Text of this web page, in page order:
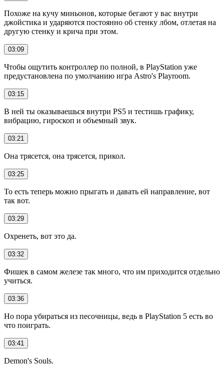
Похоже на кучу миньонов, которые бегают у вас внутри
джойстика и ударяются постоянно об стенку лбом, отлетая на
другую стенку и крича при этом.
03:09
Чтобы ощутить контроллер по полной, в PlayStation уже
предустановлена по умолчанию игра Astro's Playroom.
03:15
В ней ты оказываешься внутри PS5 и тестишь графику,
вибрацию, гироскоп и объемный звук.
03:21
Она трясется, она трясется, прикол.
03:25
То есть теперь можно прыгать и давать ей направление, вот
так вот.
03:29
Охренеть, вот это да.
03:32
Фишек в самом железе так много, что им приходится отдельно
учиться.
03:36
Но пора убираться из песочницы, ведь в PlayStation 5 есть во
что поиграть.
03:41
Demon's Souls.